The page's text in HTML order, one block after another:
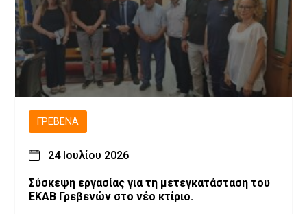
ΓΡΕΒΕΝΆ
24 Ιουλίου 2026
Σύσκεψη εργασίας για τη μετεγκατάσταση του
ΕΚΑΒ Γρεβενών στο νέο κτίριο.